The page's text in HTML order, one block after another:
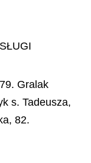
Gralak
s. Tadeusza,
82.